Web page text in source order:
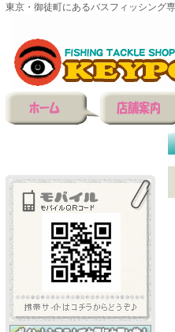
東京・御徒町にあるバスフィッシング